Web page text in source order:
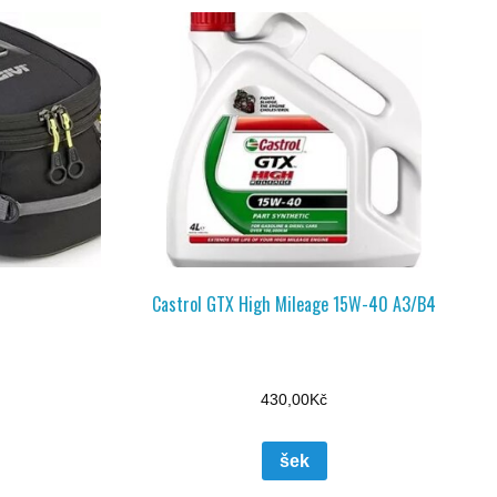
Castrol GTX High Mileage 15W-40 A3/B4
430,00Kč
šek